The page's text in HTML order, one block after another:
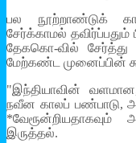
பல நூற்றாண்டுக்
சேர்க்காமல்
தேககொ-வில்
மேற்கண்ட முனைப்பின்
"இந்தியாவின்
நவீன காலப் பண்பாடு,
*வேரூன்றியதாகவும்
இருத்தல்.